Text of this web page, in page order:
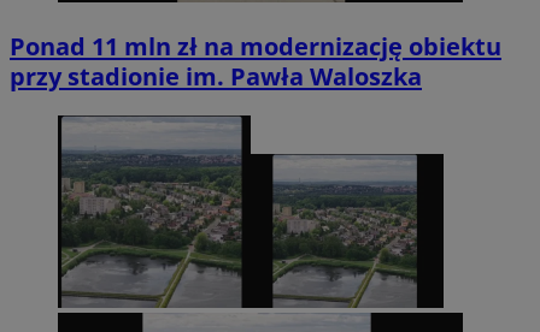
Ponad 11 mln zł na modernizację obiektu
przy stadionie im. Pawła Waloszka